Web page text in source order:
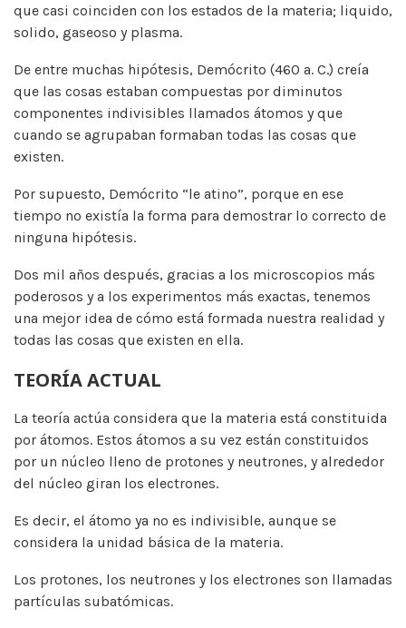
que casi coinciden con los estados de la materia; liquido,
solido, gaseoso y plasma.
De entre muchas hipótesis, Demócrito (460 a. C.) creía
que las cosas estaban compuestas por diminutos
componentes indivisibles llamados átomos y que
cuando se agrupaban formaban todas las cosas que
existen.
Por supuesto, Demócrito “le atino”, porque en ese
tiempo no existía la forma para demostrar lo correcto de
ninguna hipótesis.
Dos mil años después, gracias a los microscopios más
poderosos y a los experimentos más exactas, tenemos
una mejor idea de cómo está formada nuestra realidad y
todas las cosas que existen en ella.
TEORÍA ACTUAL
La teoría actúa considera que la materia está constituida
por átomos. Estos átomos a su vez están constituidos
por un núcleo lleno de protones y neutrones, y alrededor
del núcleo giran los electrones.
Es decir, el átomo ya no es indivisible, aunque se
considera la unidad básica de la materia.
Los protones, los neutrones y los electrones son llamadas
partículas subatómicas.